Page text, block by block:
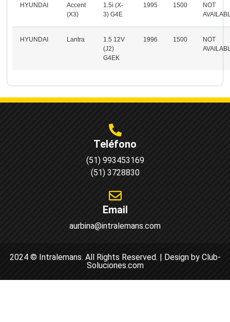
HYUNDAI
Accent
(X3)
1.5i (X-
3) G4E
1995 1500
NOT
HYUNDAI Lantra
1.5 12V
(J2)
G4EK
1996 1500
NOT
Teléfono
(51) 993453169
(51) 3728830
Email
aurbina@intralemans.com
2024 © Intralemans. All Rights Reserved. | Design by Club-
Soluciones.com